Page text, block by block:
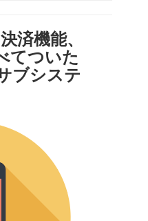
済機能、
てついた
ブシステ